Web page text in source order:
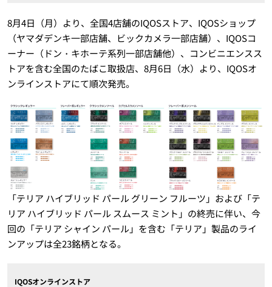
8月4日（月）より、全国4店舗のIQOSストア、IQOSショップ
（ヤマダデンキ一部店舗、ビックカメラ一部店舗）、IQOSコ
ーナー（ドン・キホーテ系列一部店舗他）、コンビニエンスス
トアを含む全国のたばこ取扱店、8月6日（水）より、IQOSオ
ンラインストアにて順次発売。
「テリア ハイブリッド パール グリーン フルーツ」および「テ
リア ハイブリッド パール スムース ミント」の終売に伴い、今
回の「テリア シャイン パール」を含む「テリア」製品のライ
ンアップは全23銘柄となる。
IQOSオンラインストア